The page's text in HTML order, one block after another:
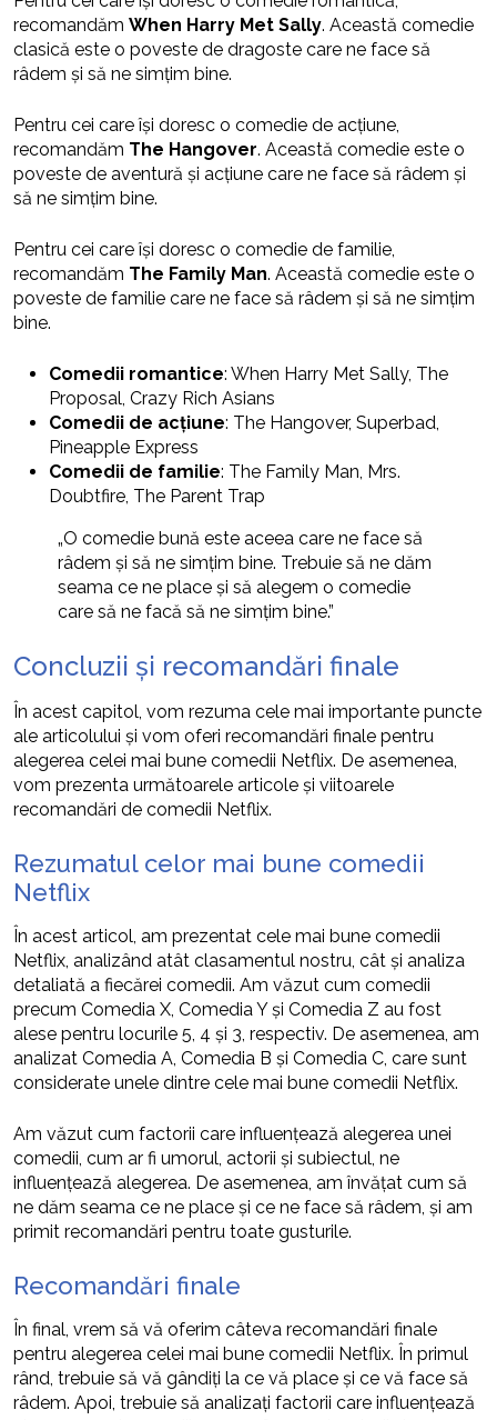
recomandăm When Harry Met Sally. Această comedie
clasică este o poveste de dragoste care ne face să
râdem și să ne simțim bine.
Pentru cei care își doresc o comedie de acțiune,
recomandăm The Hangover. Această comedie este o
poveste de aventură și acțiune care ne face să râdem și
să ne simțim bine.
Pentru cei care își doresc o comedie de familie,
recomandăm The Family Man. Această comedie este o
poveste de familie care ne face să râdem și să ne simțim
bine.
Comedii romantice: When Harry Met Sally, The
Proposal, Crazy Rich Asians
Comedii de acțiune: The Hangover, Superbad,
Pineapple Express
Comedii de familie: The Family Man, Mrs.
Doubtfire, The Parent Trap
„O comedie bună este aceea care ne face să
râdem și să ne simțim bine. Trebuie să ne dăm
seama ce ne place și să alegem o comedie
care să ne facă să ne simțim bine.”
Concluzii și recomandări finale
În acest capitol, vom rezuma cele mai importante puncte
ale articolului și vom oferi recomandări finale pentru
alegerea celei mai bune comedii Netflix. De asemenea,
vom prezenta următoarele articole și viitoarele
recomandări de comedii Netflix.
Rezumatul celor mai bune comedii
Netflix
În acest articol, am prezentat cele mai bune comedii
Netflix, analizând atât clasamentul nostru, cât și analiza
detaliată a fiecărei comedii. Am văzut cum comedii
precum Comedia X, Comedia Y și Comedia Z au fost
alese pentru locurile 5, 4 și 3, respectiv. De asemenea, am
analizat Comedia A, Comedia B și Comedia C, care sunt
considerate unele dintre cele mai bune comedii Netflix.
Am văzut cum factorii care influențează alegerea unei
comedii, cum ar fi umorul, actorii și subiectul, ne
influențează alegerea. De asemenea, am învățat cum să
ne dăm seama ce ne place și ce ne face să râdem, și am
primit recomandări pentru toate gusturile.
Recomandări finale
În final, vrem să vă oferim câteva recomandări finale
pentru alegerea celei mai bune comedii Netflix. În primul
rând, trebuie să vă gândiți la ce vă place și ce vă face să
râdem. Apoi, trebuie să analizați factorii care influențează